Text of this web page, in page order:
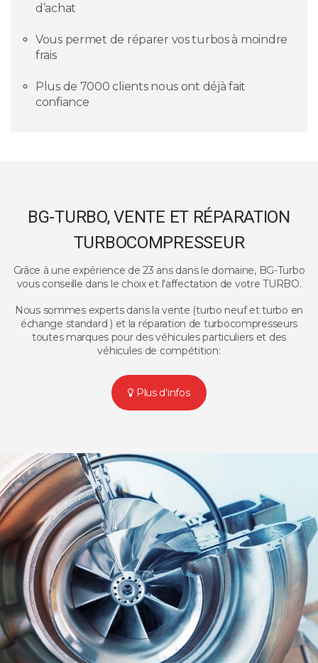
d’achat
Vous permet de réparer vos turbos à moindre
frais
Plus de 7000 clients nous ont déjà fait
confiance
BG-TURBO, VENTE ET RÉPARATION
TURBOCOMPRESSEUR
Grâce à une expérience de 23 ans dans le domaine, BG-Turbo
vous conseille dans le choix et l'affectation de votre TURBO.
Nous sommes experts dans la vente (turbo neuf et turbo en
échange standard ) et la réparation de turbocompresseurs
toutes marques pour des véhicules particuliers et des
véhicules de compétition:
Plus d'infos